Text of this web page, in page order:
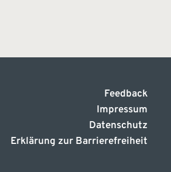
Feedback
Impressum
Datenschutz
Erklärung zur Barrierefreiheit